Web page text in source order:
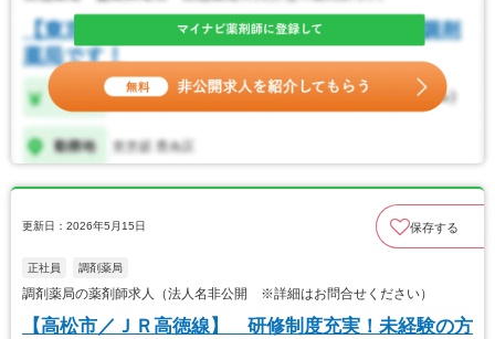
更新日：2026年5月15日 保存する
正社員 調剤薬局
調剤薬局の薬剤師求人（法人名非公開 ※詳細はお問合せください）
【高松市／ＪＲ高徳線】 研修制度充実！未経験の方